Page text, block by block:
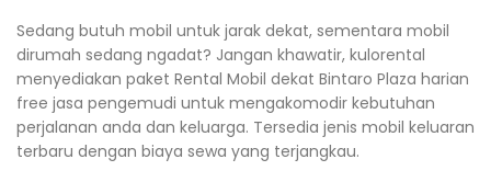
Sedang butuh mobil untuk jarak dekat, sementara mobil
dirumah sedang ngadat? Jangan khawatir, kulorental
menyediakan paket Rental Mobil dekat Bintaro Plaza harian
free jasa pengemudi untuk mengakomodir kebutuhan
perjalanan anda dan keluarga. Tersedia jenis mobil keluaran
terbaru dengan biaya sewa yang terjangkau.